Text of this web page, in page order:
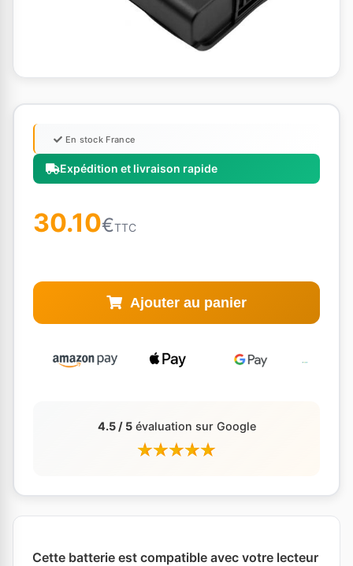
Expédition et livraison rapide
En stock France
30.10€TTC
Ajouter au panier
4.5 / 5évaluation sur Google
Cette batterie est compatible avec votre lecteur